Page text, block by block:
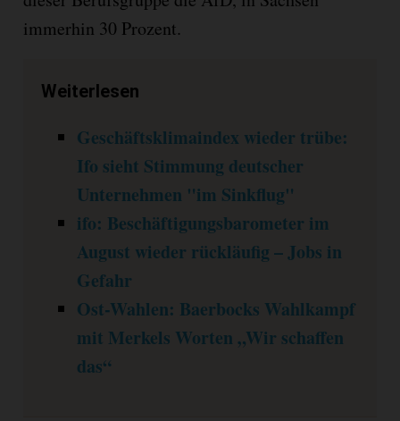
immerhin 30 Prozent.
Weiterlesen
Geschäftsklimaindex wieder trübe:
Ifo sieht Stimmung deutscher
Unternehmen "im Sinkflug"
ifo: Beschäftigungsbarometer im
August wieder rückläufig – Jobs in
Gefahr
Ost-Wahlen: Baerbocks Wahlkampf
mit Merkels Worten „Wir schaffen
das“